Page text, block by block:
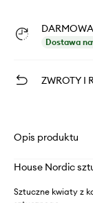
Dostawa
ZWROTY I
Opis produktu
House Nordic
Sztuczne kwiaty z